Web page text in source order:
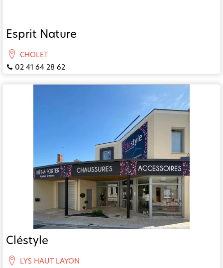
Esprit Nature
CHOLET
02 41 64 28 62
Cléstyle
LYS HAUT LAYON